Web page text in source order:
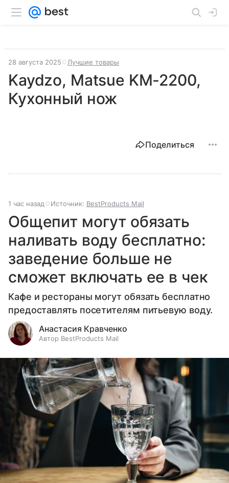
28 августа 2025 Лучшие товары
Kaydzo, Matsue KM-2200,
Кухонный нож
Поделиться
1 час назад Источник: BestProducts Mail
Общепит могут обязать
наливать воду бесплатно:
заведение больше не
сможет включать ее в чек
Кафе и рестораны могут обязать бесплатно
предоставлять посетителям питьевую воду.
Анастасия Кравченко
Автор BestProducts Mail